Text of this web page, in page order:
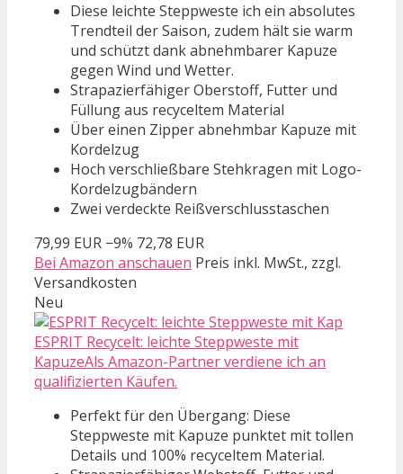
Diese leichte Steppweste ich ein absolutes
Trendteil der Saison, zudem hält sie warm
und schützt dank abnehmbarer Kapuze
gegen Wind und Wetter.
Strapazierfähiger Oberstoff, Futter und
Füllung aus recyceltem Material
Über einen Zipper abnehmbar Kapuze mit
Kordelzug
Hoch verschließbare Stehkragen mit Logo-
Kordelzugbändern
Zwei verdeckte Reißverschlusstaschen
79,99 EUR −9% 72,78 EUR
Bei Amazon anschauen Preis inkl. MwSt., zzgl.
Versandkosten
Neu
ESPRIT Recycelt: leichte Steppweste mit
KapuzeAls Amazon-Partner verdiene ich an
qualifizierten Käufen.
Perfekt für den Übergang: Diese
Steppweste mit Kapuze punktet mit tollen
Details und 100% recyceltem Material.